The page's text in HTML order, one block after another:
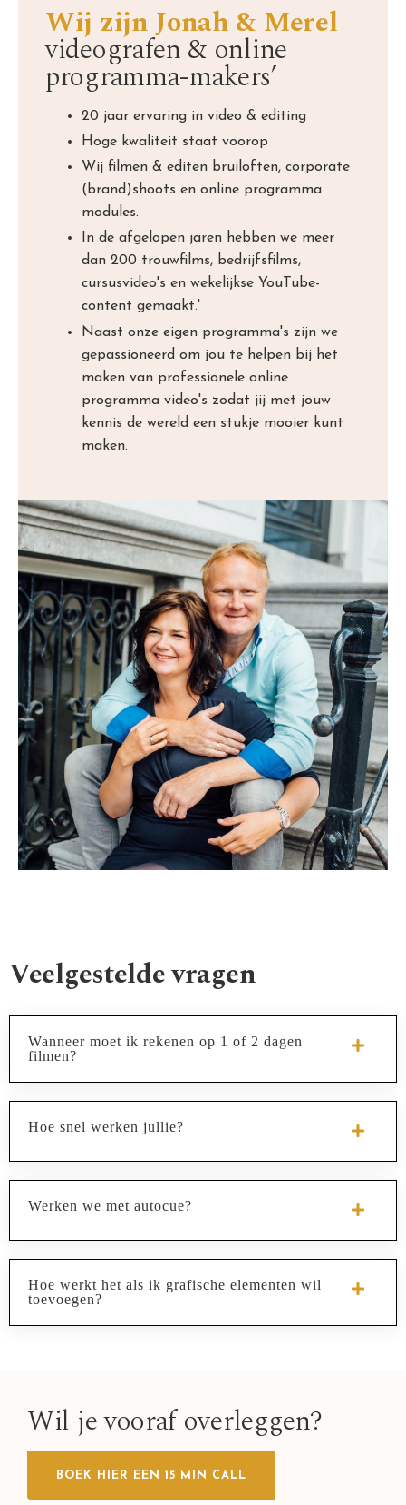
Wij zijn Jonah & Merel
videografen & online
programma-makers’
20 jaar ervaring in video & editing
Hoge kwaliteit staat voorop
Wij filmen & editen bruiloften, corporate
(brand)shoots en online programma
modules.
In de afgelopen jaren hebben we meer
dan 200 trouwfilms, bedrijfsfilms,
cursusvideo's en wekelijkse YouTube-
content gemaakt.'
Naast onze eigen programma's zijn we
gepassioneerd om jou te helpen bij het
maken van professionele online
programma video's zodat jij met jouw
kennis de wereld een stukje mooier kunt
maken.
Veelgestelde vragen
Wanneer moet ik rekenen op 1 of 2 dagen
filmen?
Hoe snel werken jullie?
Werken we met autocue?
Hoe werkt het als ik grafische elementen wil
toevoegen?
Wil je vooraf overleggen?
BOEK HIER EEN 15 MIN CALL